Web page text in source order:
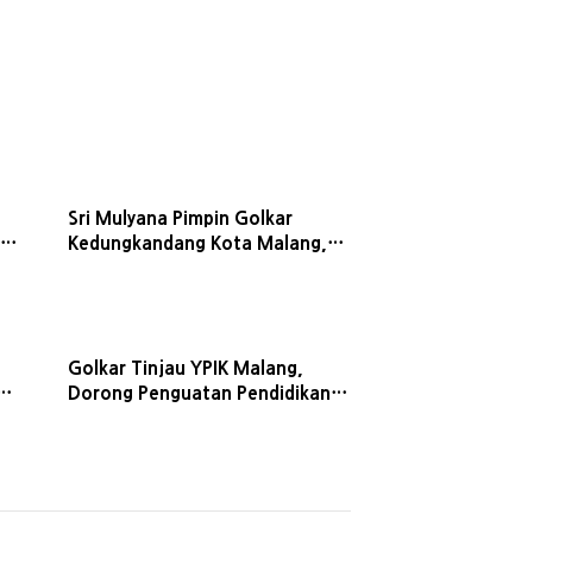
Sri Mulyana Pimpin Golkar
Kedungkandang Kota Malang,
Golkar Tinjau YPIK Malang,
Dorong Penguatan Pendidikan